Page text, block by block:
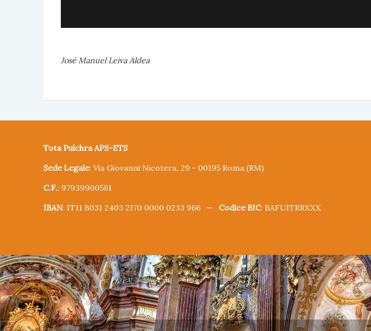
José Manuel Leiva Aldea
Tota Pulchra APS-ETS
Sede Legale: Via Giovanni Nicotera, 29 - 00195 Roma (RM)
C.F.: 97939900581
IBAN: IT11 B031 2403 2170 0000 0233 966 — Codice BIC: BAFUITRRXXX